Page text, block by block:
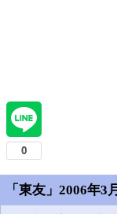
「東友」2006年3